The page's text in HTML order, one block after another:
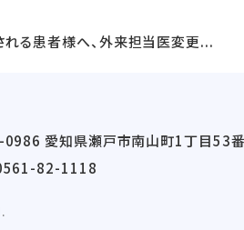
れる患者様へ、外来担当医変更...
0986 愛知県瀬戸市南山町1丁目53
82-1118